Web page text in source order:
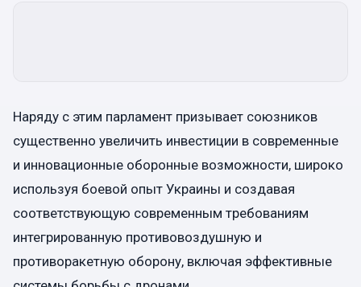
Наряду с этим парламент призывает союзников
существенно увеличить инвестиции в современные
и инновационные оборонные возможности, широко
используя боевой опыт Украины и создавая
соответствующую современным требованиям
интегрированную противовоздушную и
противоракетную оборону, включая эффективные